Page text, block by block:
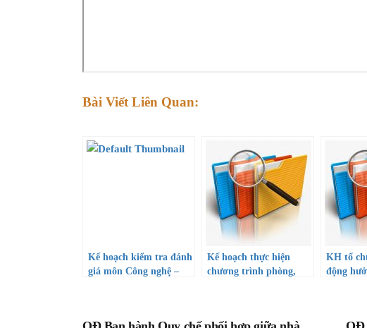
Bài Viết Liên Quan:
Kế hoạch kiểm tra đánh
giá môn Công nghệ –
Kế hoạch thực hiện
chương trình phòng,
KH tổ
động